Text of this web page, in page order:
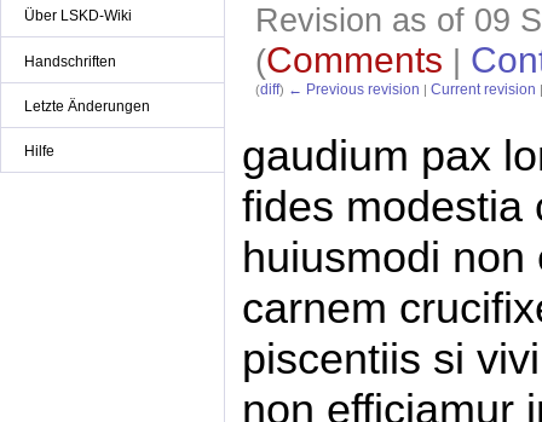
Über LSKD-Wiki
Handschriften
Letzte Änderungen
Hilfe
Revision as of 09
(Comments |
(diff) ← Previous revision |Current revision
gaudium pax
fides modestia
huiusmodi
carnem
piscentiis si
non efficiamur